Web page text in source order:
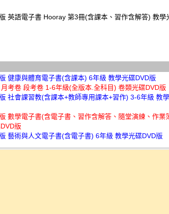
英語電子書 Hooray 第3冊(含課本、習作含解答) 教學
健康與體育電子書(含課本) 6年級 教學光碟DVD版
考卷 段考卷 1-6年級(全版本.全科目) 卷類光碟DVD版
社會課習教(含課本+教師專用課本+習作) 3-6年級 教
數學電子書(含電子書、習作含解答、隨堂演練、作業
版
藝術與人文電子書(含電子書) 6年級 教學光碟DVD版